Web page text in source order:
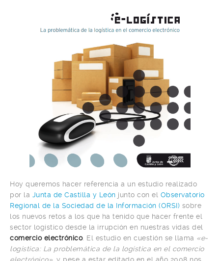
Hoy queremos hacer referencia a un estudio realizado
por la Junta de Castilla y León junto con el Observatorio
Regional de la Sociedad de la Información (ORSI) sobre
los nuevos retos a los que ha tenido que hacer frente el
sector logístico desde la irrupción en nuestras vidas del
comercio electrónico. El estudio en cuestión se llama «e-
logística: La problemática de la logística en el comercio